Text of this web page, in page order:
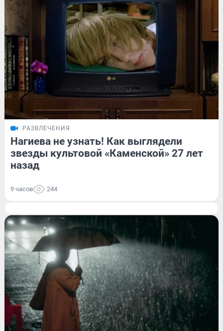
РАЗВЛЕЧЕНИЯ
Нагиева не узнать! Как выглядели
звезды культовой «Каменской» 27 лет
назад
9 часов 244